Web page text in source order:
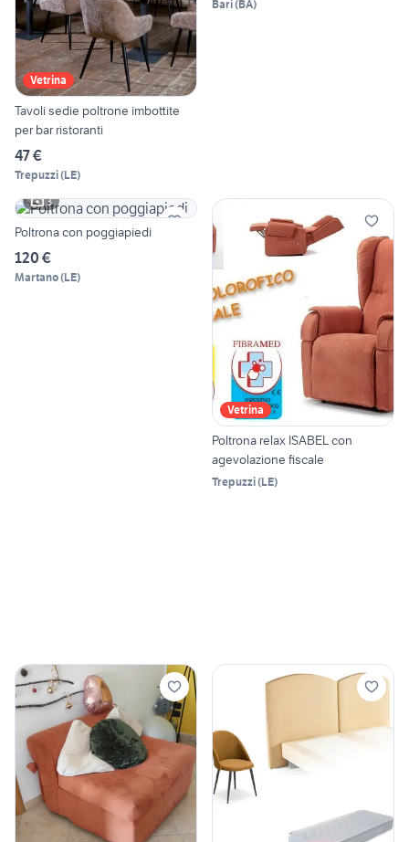
Vetrina
Tavoli sedie poltrone imbottite
per bar ristoranti
47 €
Trepuzzi(LE)
Bari(BA)
3
Poltrona con poggiapiedi
120 €
Martano(LE)
Vetrina
Poltrona relax ISABEL con
agevolazione fiscale
Trepuzzi(LE)